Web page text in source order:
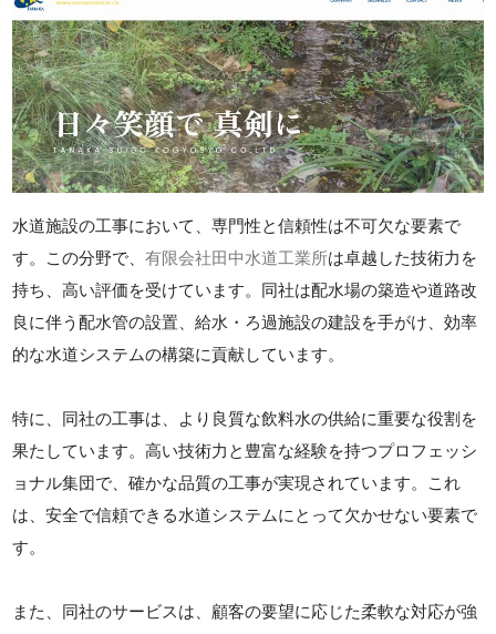
水道施設の工事において、専門性と信頼性は不可欠な要素で
す。この分野で、有限会社田中水道工業所は卓越した技術力を
持ち、高い評価を受けています。同社は配水場の築造や道路改
良に伴う配水管の設置、給水・ろ過施設の建設を手がけ、効率
的な水道システムの構築に貢献しています。
特に、同社の工事は、より良質な飲料水の供給に重要な役割を
果たしています。高い技術力と豊富な経験を持つプロフェッシ
ョナル集団で、確かな品質の工事が実現されています。これ
は、安全で信頼できる水道システムにとって欠かせない要素で
す。
また、同社のサービスは、顧客の要望に応じた柔軟な対応が強